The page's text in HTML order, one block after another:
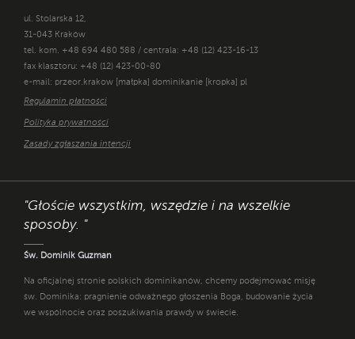
ul. Stolarska 12,
31-043 Kraków
tel. kom. +48 694 480 588 / centrala: +48 (12) 423-16-13
fax klasztoru: +48 (12) 423-00-80
e-mail: przeor.krakow [małpka] dominikanie [kropka] pl
Regulamin płatności
Polityka prywatności
Zasady zgłaszania intencji
"Głoście wszystkim, wszędzie i na wszelkie
sposoby. "
Św. Dominik Guzman
Na oficjalnej stronie polskich dominikanów, chcemy podejmować misję
św. Dominika: pragnienie odważnego głoszenia Boga, budowanie życia
we wspólnocie oraz poszukiwania prawdy w świecie.